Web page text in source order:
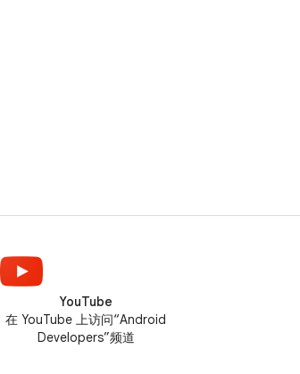
YouTube
在 YouTube 上访问“Android
Developers”频道